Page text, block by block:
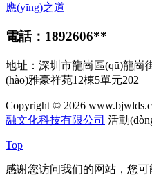
應(yīng)之道
電話：1892606**
地址：深圳市龍崗區(qū)龍崗
(hào)雅豪祥苑12棟5單元202
Copyright © 2026
融文化科技有限公司 活動
Top
感谢您访问我们的网站，您